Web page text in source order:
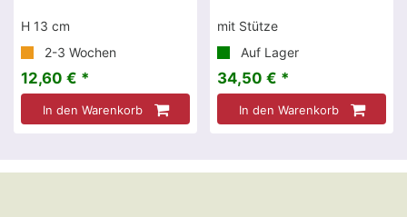
H 13 cm
2-3 Wochen
12,60 € *
In den Warenkorb
mit Stütze
Auf Lager
34,50 € *
In den Warenkorb